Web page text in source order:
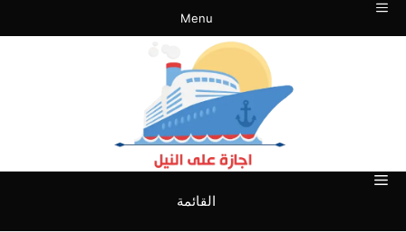
انتقل
إلى
Menu
القائمة